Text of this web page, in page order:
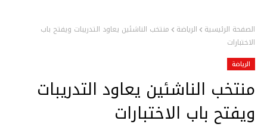
الصفحة الرئيسية الرياضة
منتخب الناشئين يعاود التدريبات ويفتح باب
الاختبارات
الرياضة
منتخب الناشئين يعاود التدريبات
ويفتح باب الاختبارات